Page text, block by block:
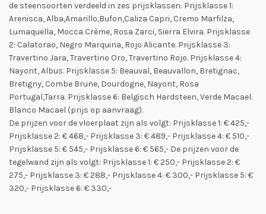
de steensoorten verdeeld in zes prijsklassen: Prijsklasse 1:
Arenisca, Alba,Amarillo,Bufon,Caliza Capri, Cremo Marfilza,
Lumaquella, Mocca Crème, Rosa Zarci, Sierra Elvira. Prijsklasse
2: Calatorao, Negro Marquina, Rojo Alicante. Prijsklasse 3:
Travertino Jara, Travertino Oro, Travertino Rojo. Prijsklasse 4:
Nayont, Albus. Prijsklasse 5: Beauval, Beauvallon, Bretignac,
Bretigny, Combe Brune, Dourdogne, Nayont, Rosa
Portugal,Tarra. Prijsklasse 6: Belgisch Hardsteen, Verde Macael.
Blanco Macael (prijs op aanvraag).
De prijzen voor de vloerplaat zijn als volgt: Prijsklasse 1: € 425,-
Prijsklasse 2: € 468,- Prijsklasse 3: € 489,- Prijsklasse 4: € 510,-
Prijsklasse 5: € 545,- Prijsklasse 6: € 565,- De prijzen voor de
tegelwand zijn als volgt: Prijsklasse 1: € 250,- Prijsklasse 2: €
275,- Prijsklasse 3: € 288,- Prijsklasse 4: € 300,- Prijsklasse 5: €
320,- Prijsklasse 6: € 330,-